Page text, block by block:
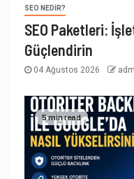
SEO NEDIR?
SEO Paketleri:
Güçlendirin
04 Ağustos 2026
5 min read